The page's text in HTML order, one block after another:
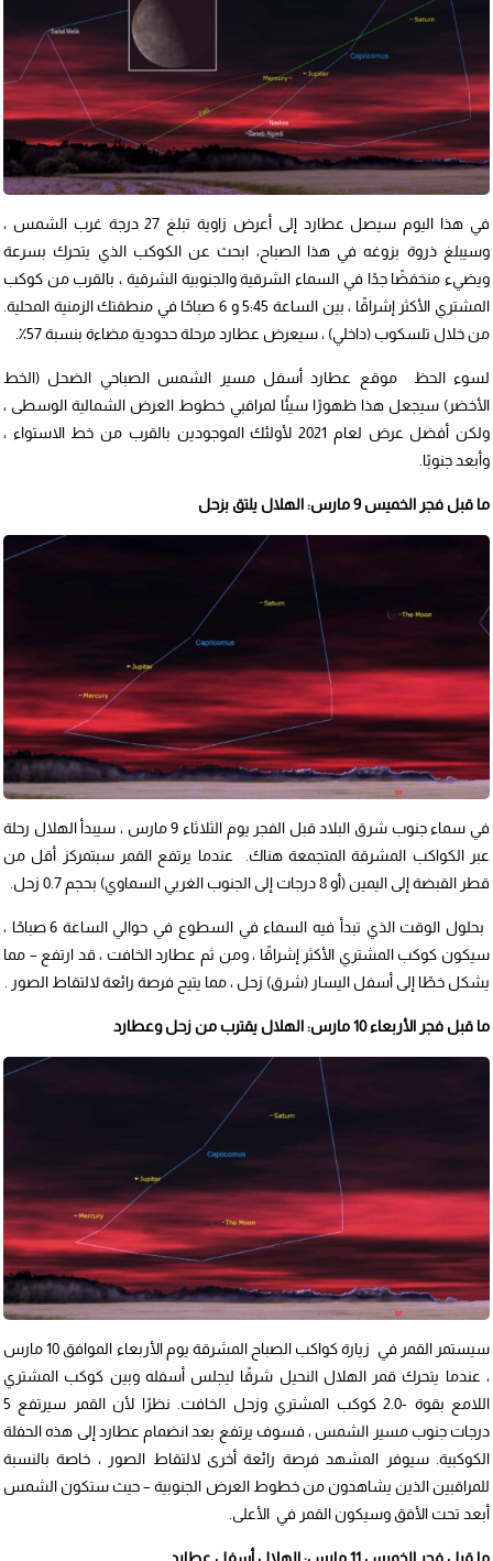
في هذا اليوم سيصل عطارد إلى أعرض زاوية تبلغ 27 درجة غرب الشمس ،
وسيبلغ ذروة بزوغه في هذا الصباح، ابحث عن الكوكب الذي يتحرك بسرعة
ويضيء منخفضًا جدًا في السماء الشرقية والجنوبية الشرقية ، بالقرب من كوكب
المشتري الأكثر إشراقًا ، بين الساعة 5:45 و 6 صباحًا في منطقتك الزمنية المحلية.
من خلال تلسكوب (داخلي) ، سيعرض عطارد مرحلة حدودية مضاءة بنسبة 57٪.
لسوء الحظ موقع عطارد أسفل مسير الشمس الصباحي الضحل (الخط
الأخضر) سيجعل هذا ظهورًا سيئًا لمراقبي خطوط العرض الشمالية الوسطى ،
ولكن أفضل عرض لعام 2021 لأولئك الموجودين بالقرب من خط الاستواء ،
وأبعد جنوبًا.
ما قبل فجر الخميس 9 مارس: الهلال يلتق بزحل
في سماء جنوب شرق البلاد قبل الفجر يوم الثلاثاء 9 مارس ، سيبدأ الهلال رحلة
عبر الكواكب المشرقة المتجمعة هناك. عندما يرتفع القمر سبتمركز أقل من
قطر القبضة إلى اليمين (أو 8 درجات إلى الجنوب الغربي السماوي) بحجم 0.7 زحل.
بحلول الوقت الذي تبدأ فيه السماء في السطوع في حوالي الساعة 6 صباحًا ،
سيكون كوكب المشتري الأكثر إشراقًا ، ومن ثم عطارد الخافت ، قد ارتفع – مما
يشكل خطًا إلى أسفل اليسار (شرق) زحل ، مما يتيح فرصة رائعة لالتقاط الصور .
ما قبل فجر الأربعاء 10 مارس: الهلال يقترب من زحل وعطارد
سيستمر القمر في زيارة كواكب الصباح المشرقة يوم الأربعاء الموافق 10 مارس
، عندما يتحرك قمر الهلال النحيل شرقًا ليجلس أسفله وبين كوكب المشتري
اللامع بقوة -2.0 كوكب المشتري وزحل الخافت. نظرًا لأن القمر سيرتفع 5
درجات جنوب مسير الشمس ، فسوف يرتفع بعد انضمام عطارد إلى هذه الحفلة
الكوكبية. سيوفر المشهد فرصة رائعة أخرى لالتقاط الصور ، خاصة بالنسبة
للمراقبين الذين يشاهدون من خطوط العرض الجنوبية – حيث ستكون الشمس
أبعد تحت الأفق وسيكون القمر في الأعلى.